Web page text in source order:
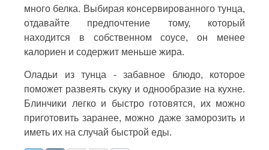
много белка. Выбирая консервированного тунца,
отдавайте предпочтение тому, который
находится в собственном соусе, он менее
калориен и содержит меньше жира.
Оладьи из тунца - забавное блюдо, которое
поможет развеять скуку и однообразие на кухне.
Блинчики легко и быстро готовятся, их можно
приготовить заранее, можно даже заморозить и
иметь их на случай быстрой еды.